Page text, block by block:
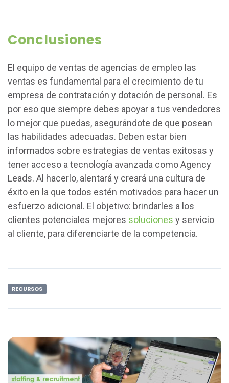
Conclusiones
El equipo de ventas de agencias de empleo las
ventas es fundamental para el crecimiento de tu
empresa de contratación y dotación de personal. Es
por eso que siempre debes apoyar a tus vendedores
lo mejor que puedas, asegurándote de que posean
las habilidades adecuadas. Deben estar bien
informados sobre estrategias de ventas exitosas y
tener acceso a tecnología avanzada como Agency
Leads. Al hacerlo, alentará y creará una cultura de
éxito en la que todos estén motivados para hacer un
esfuerzo adicional. El objetivo: brindarles a los
clientes potenciales mejores soluciones y servicio
al cliente, para diferenciarte de la competencia.
RECURSOS